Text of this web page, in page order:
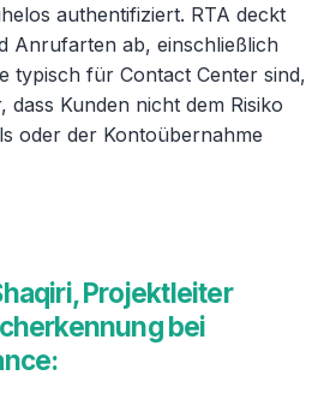
authentifiziert. RTA deckt
Anrufarten ab, einschließlich
typisch für Contact Center sind,
dass Kunden nicht dem Risiko
oder der Kontoübernahme
Projektleiter
bei